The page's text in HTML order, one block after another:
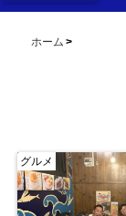
ホーム
グルメ